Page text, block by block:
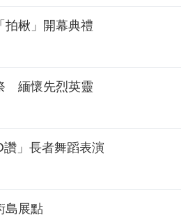
拍楸」開幕典禮
緬懷先烈英靈
讚」長者舞蹈表演
島展點